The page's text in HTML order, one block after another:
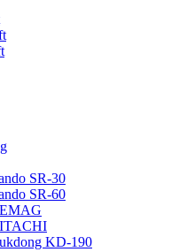
SR-30
SR-60
KD-190